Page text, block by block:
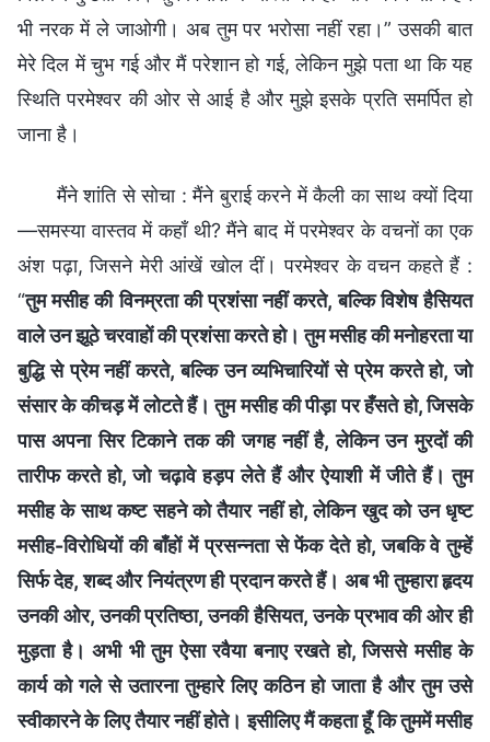
भी नरक में ले जाओगी। अब तुम पर भरोसा नहीं रहा।” उसकी बात
मेरे दिल में चुभ गई और मैं परेशान हो गई, लेकिन मुझे पता था कि यह
स्थिति परमेश्वर की ओर से आई है और मुझे इसके प्रति समर्पित हो
जाना है।
मैंने शांति से सोचा : मैंने बुराई करने में कैली का साथ क्यों दिया
—समस्या वास्तव में कहाँ थी? मैंने बाद में परमेश्वर के वचनों का एक
अंश पढ़ा, जिसने मेरी आंखें खोल दीं। परमेश्वर के वचन कहते हैं :
“तुम मसीह की विनम्रता की प्रशंसा नहीं करते, बल्कि विशेष हैसियत
वाले उन झूठे चरवाहों की प्रशंसा करते हो। तुम मसीह की मनोहरता या
बुद्धि से प्रेम नहीं करते, बल्कि उन व्यभिचारियों से प्रेम करते हो, जो
संसार के कीचड़ में लोटते हैं। तुम मसीह की पीड़ा पर हँसते हो, जिसके
पास अपना सिर टिकाने तक की जगह नहीं है, लेकिन उन मुरदों की
तारीफ करते हो, जो चढ़ावे हड़प लेते हैं और ऐयाशी में जीते हैं। तुम
मसीह के साथ कष्ट सहने को तैयार नहीं हो, लेकिन खुद को उन धृष्ट
मसीह-विरोधियों की बाँहों में प्रसन्नता से फेंक देते हो, जबकि वे तुम्हें
सिर्फ देह, शब्द और नियंत्रण ही प्रदान करते हैं। अब भी तुम्हारा हृदय
उनकी ओर, उनकी प्रतिष्ठा, उनकी हैसियत, उनके प्रभाव की ओर ही
मुड़ता है। अभी भी तुम ऐसा रवैया बनाए रखते हो, जिससे मसीह के
कार्य को गले से उतारना तुम्हारे लिए कठिन हो जाता है और तुम उसे
स्वीकारने के लिए तैयार नहीं होते। इसीलिए मैं कहता हूँ कि तुममें मसीह